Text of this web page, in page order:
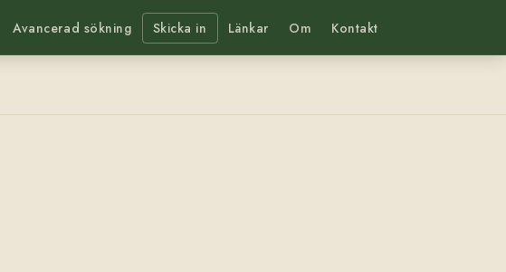
Avancerad sökning Skicka in Länkar Om Kontakt